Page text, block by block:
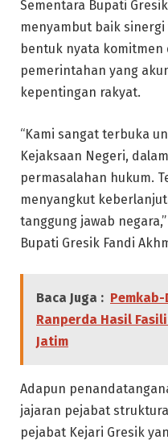
Sementara Bupati
menyambut baik
bentuk nyata komitmen
pemerintahan yang
kepentingan rakyat.
“Kami sangat terbuka
Kejaksaan Negeri,
permasalahan hukum.
menyangkut
tanggung jawab
Bupati Gresik Fandi
Baca Juga : Pemkab-
Ranperda Hasil
Jatim
Adapun
jajaran pejabat
pejabat Kejari Gresik